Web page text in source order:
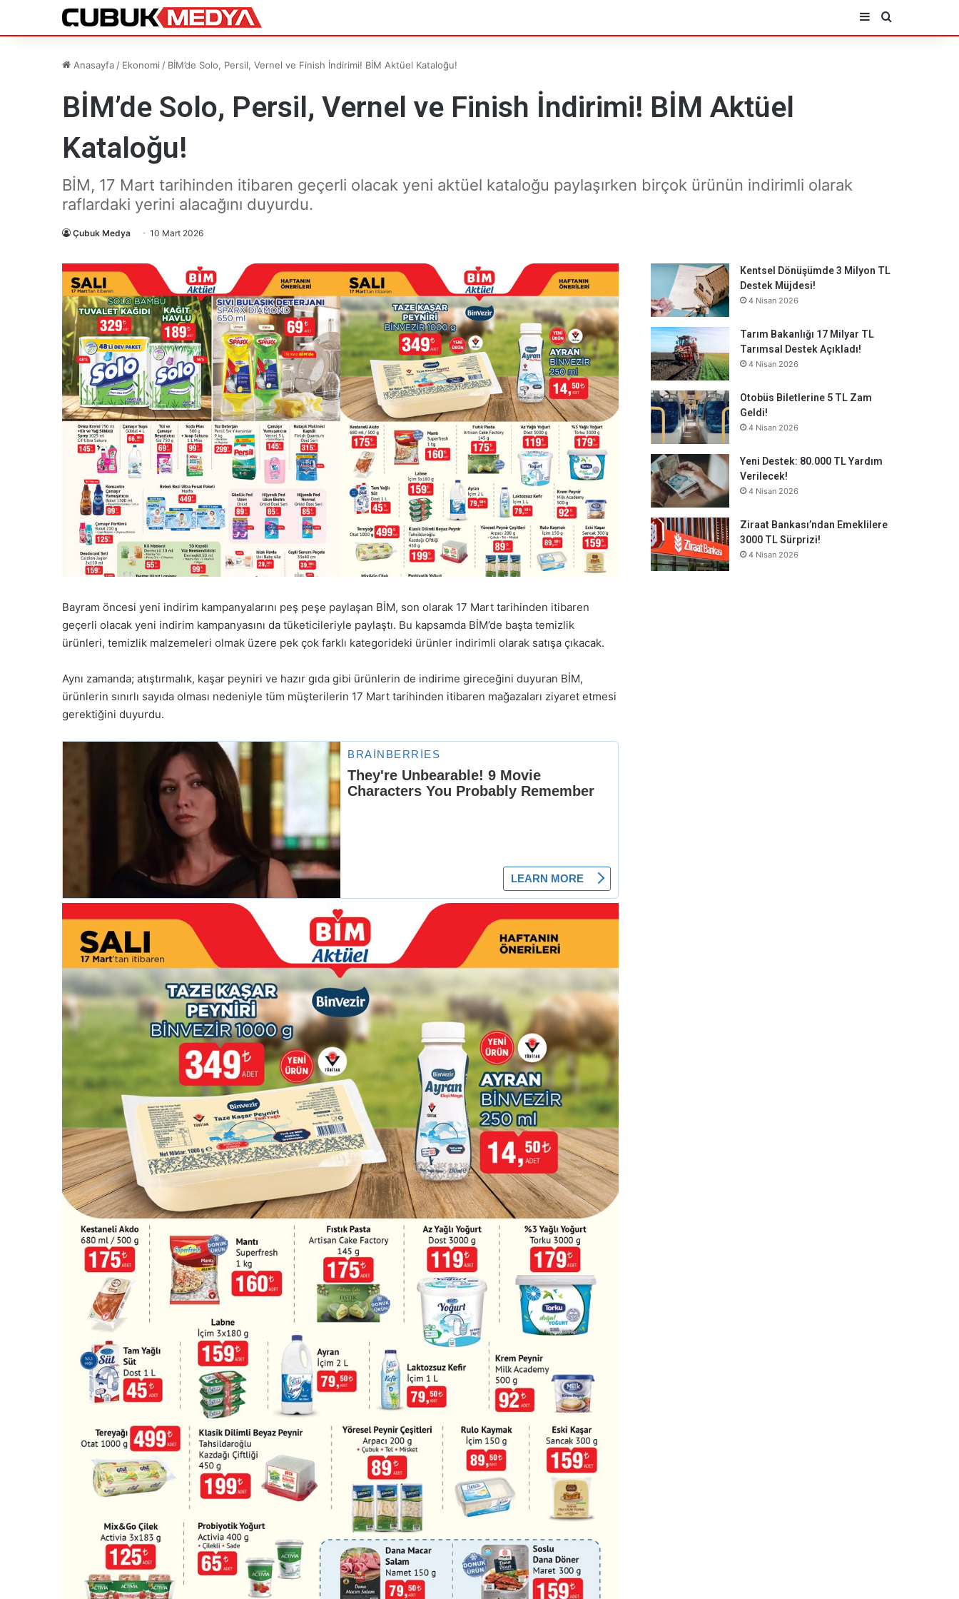
Kenar Bölmesi
Arama yap
Anasayfa / Ekonomi / BİM’de Solo, Persil, Vernel ve Finish İndirimi! BİM Aktüel Kataloğu!
BİM’de Solo, Persil, Vernel ve Finish İndirimi! BİM Aktüel
Kataloğu!
BİM, 17 Mart tarihinden itibaren geçerli olacak yeni aktüel kataloğu paylaşırken birçok ürünün indirimli olarak
raflardaki yerini alacağını duyurdu.
Çubuk Medya 10 Mart 2026
Bayram öncesi yeni indirim kampanyalarını peş peşe paylaşan BİM, son olarak 17 Mart tarihinden itibaren
geçerli olacak yeni indirim kampanyasını da tüketicileriyle paylaştı. Bu kapsamda BİM’de başta temizlik
ürünleri, temizlik malzemeleri olmak üzere pek çok farklı kategorideki ürünler indirimli olarak satışa çıkacak.
Aynı zamanda; atıştırmalık, kaşar peyniri ve hazır gıda gibi ürünlerin de indirime gireceğini duyuran BİM,
ürünlerin sınırlı sayıda olması nedeniyle tüm müşterilerin 17 Mart tarihinden itibaren mağazaları ziyaret etmesi
gerektiğini duyurdu.
Kentsel Dönüşümde 3 Milyon TL
Destek Müjdesi!
4 Nisan 2026
Tarım Bakanlığı 17 Milyar TL
Tarımsal Destek Açıkladı!
4 Nisan 2026
Otobüs Biletlerine 5 TL Zam
Geldi!
4 Nisan 2026
Yeni Destek: 80.000 TL Yardım
Verilecek!
4 Nisan 2026
Ziraat Bankası’ndan Emeklilere
3000 TL Sürprizi!
4 Nisan 2026